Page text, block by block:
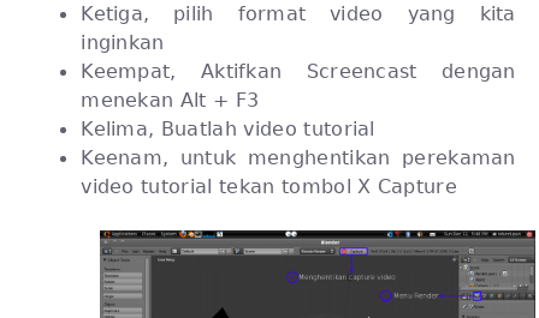
Ketiga, pilih format video yang kita
inginkan
Keempat, Aktifkan Screencast dengan
menekan Alt + F3
Kelima, Buatlah video tutorial
Keenam, untuk menghentikan perekaman
video tutorial tekan tombol X Capture